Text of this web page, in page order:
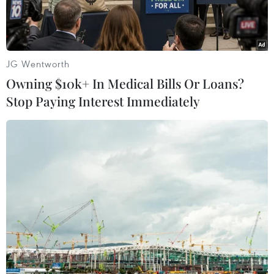
Ảnh minh họa. (Nguồn: TTXVN)
Giám đốc Sở Nông nghiệp và Phát triển Nông
thôn tỉnh Tuyên Quang Lê Tiến Thắng cho biết,
để chống sạt lở, tăng khả năng thoát lũ, đồng
thời bảo vệ khu dân cư, kết hợp chỉnh trang đô
thị, tỉnh quyết định đầu tư trên 88 tỷ đồng xây
JG Wentworth
Owning $10k+ In Medical Bills Or Loans?
Stop Paying Interest Immediately